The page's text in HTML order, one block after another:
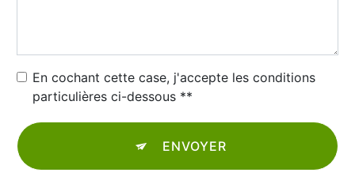
En cochant cette case, j'accepte les conditions
particulières ci-dessous **
ENVOYER